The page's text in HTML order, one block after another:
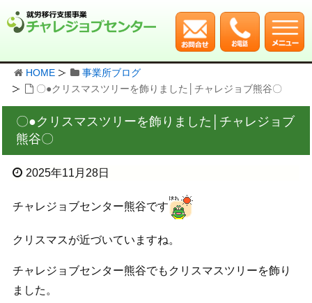
HOME
事業所ブログ
〇●クリスマスツリーを飾りました│チャレジョブ熊谷〇
〇●クリスマスツリーを飾りました│チャレジョブ
熊谷〇
2025年11月28日
チャレジョブセンター熊谷です
クリスマスが近づいていますね。
チャレジョブセンター熊谷でもクリスマスツリーを飾り
ました。